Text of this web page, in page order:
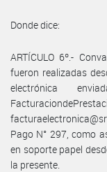
Donde dice:
ARTÍCULO 6º.-
fueron realizadas
electrónica
Pago N° 297, como
en soporte papel
la presente.